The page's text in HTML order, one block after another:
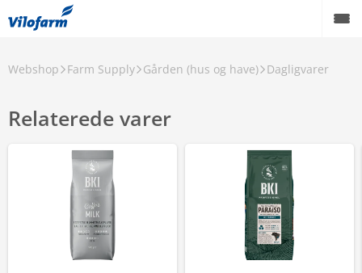
Webshop Farm Supply Gården (hus og have) Dagligvarer
Relaterede varer